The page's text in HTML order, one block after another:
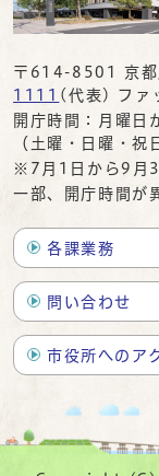
〒614-8501 京都
1111 (代表) フ
開庁時間：月曜
（土曜・日曜・祝
※7月1日から9月
一部、開庁時間が
各課業務
問い合わせ
市役所へのア